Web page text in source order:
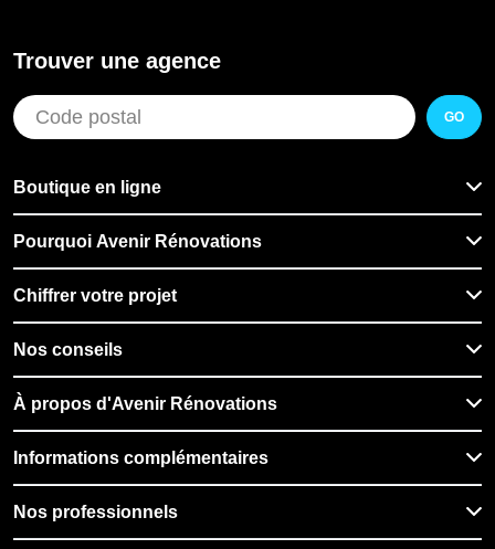
Trouver une agence
GO
Boutique en ligne
Pourquoi Avenir Rénovations
Chiffrer votre projet
Nos conseils
À propos d'Avenir Rénovations
Informations complémentaires
Nos professionnels